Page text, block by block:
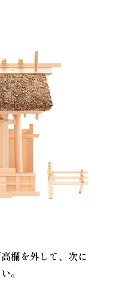
欄を外して、次に
。